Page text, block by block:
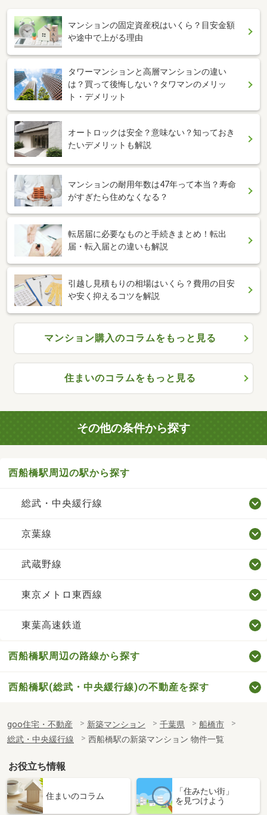
マンションの固定資産税はいくら？目安金額
や途中で上がる理由
タワーマンションと高層マンションの違い
は？買って後悔しない？タワマンのメリッ
ト・デメリット
オートロックは安全？意味ない？知っておき
たいデメリットも解説
マンションの耐用年数は47年って本当？寿命
がすぎたら住めなくなる？
転居届に必要なものと手続きまとめ！転出
届・転入届との違いも解説
引越し見積もりの相場はいくら？費用の目安
や安く抑えるコツを解説
マンション購入のコラムをもっと見る
住まいのコラムをもっと見る
その他の条件から探す
西船橋駅周辺の駅から探す
総武・中央緩行線
京葉線
武蔵野線
東京メトロ東西線
東葉高速鉄道
西船橋駅周辺の路線から探す
西船橋駅(総武・中央緩行線)の不動産を探す
goo住宅・不動産 新築マンション 千葉県
船橋市
総武・中央緩行線
西船橋駅の新築マンション 物件一覧
お役立ち情報
住まいのコラム
「住みたい街」
を見つけよう